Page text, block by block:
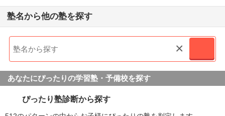
塾名から他の塾を探す
×
あなたにぴったりの学習塾・予備校を探す
ぴったり塾診断から探す